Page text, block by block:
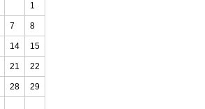
1
7 8
14 15
21 22
28 29